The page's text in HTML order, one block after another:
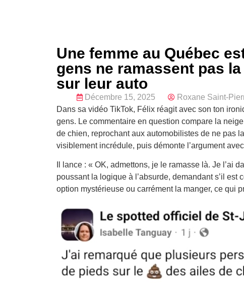
Une femme au Québec
gens ne ramassent pas
sur leur auto
Décembre 15, 2025
Roxane Saint-
Dans sa vidéo TikTok, Félix réagit avec son ton
gens. Le commentaire en question compare la
de chien, reprochant aux automobilistes de ne pas
visiblement incrédule, puis démonte l’argument
Il lance : « OK, admettons, je le ramasse là. Je l’ai
poussant la logique à l’absurde, demandant s’il
option mystérieuse ou carrément la manger, ce qui